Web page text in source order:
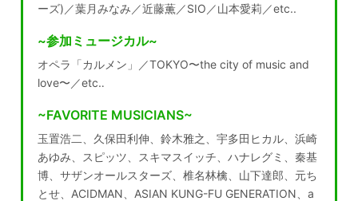
ーズ)／葉月みなみ／近藤薫／SIO／山本愛莉／etc..
~参加ミュージカル~
オペラ「カルメン」／TOKYO〜the city of music and
love〜／etc‥
~FAVORITE MUSICIANS~
玉置浩二、久保田利伸、鈴木雅之、宇多田ヒカル、浜崎
あゆみ、スピッツ、スキマスイッチ、ハナレグミ、秦基
博、サザンオールスターズ、椎名林檎、山下達郎、元ち
とせ、ACIDMAN、ASIAN KUNG-FU GENERATION、a